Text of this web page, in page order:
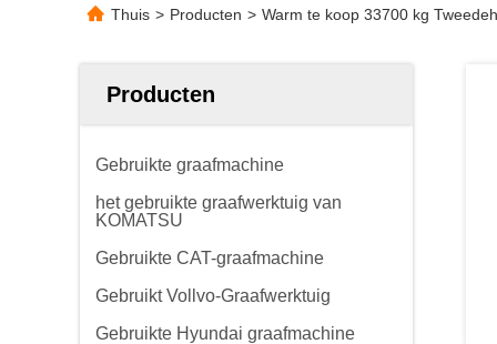
Thuis > Producten > Warm te koop 33700 kg
Producten
Gebruikte graafmachine
het gebruikte graafwerktuig van
KOMATSU
Gebruikte CAT-graafmachine
Gebruikt Vollvo-Graafwerktuig
Gebruikte Hyundai graafmachine